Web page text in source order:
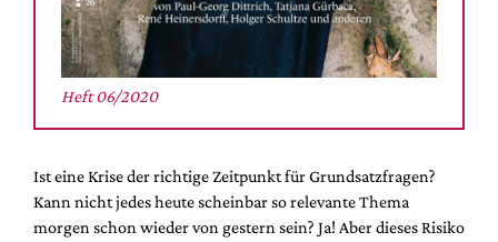
Heft 06/2020
Ist eine Krise der richtige Zeitpunkt für Grundsatzfragen?
Kann nicht jedes heute scheinbar so relevante Thema
morgen schon wieder von gestern sein? Ja! Aber dieses Risiko